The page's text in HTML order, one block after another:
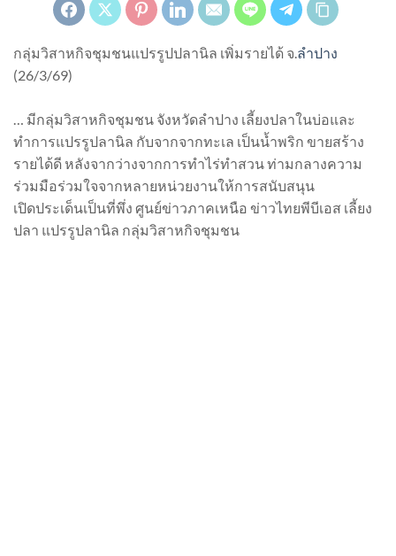
กลุ่มวิสาหกิจชุมชนแปรรูปปลานิล เพิ่มรายได้ จ.ลำปาง
(26/3/69)
… มีกลุ่มวิสาหกิจชุมชน จังหวัดลำปาง เลี้ยงปลาในบ่อและ
ทำการแปรรูปลานิล กับจากจากทะเล เป็นน้ำพริก ขายสร้าง
รายได้ดี หลังจากว่างจากการทำไร่ทำสวน ท่ามกลางความ
ร่วมมือร่วมใจจากหลายหน่วยงานให้การสนับสนุน
เปิดประเด็นเป็นที่พึ่ง ศูนย์ข่าวภาคเหนือ ข่าวไทยพีบีเอส เลี้ยง
ปลา แปรรูปลานิล กลุ่มวิสาหกิจชุมชน